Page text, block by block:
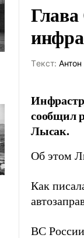
Tекст: Антон
сообщил
Лысак.
Об этом
Как
ВС